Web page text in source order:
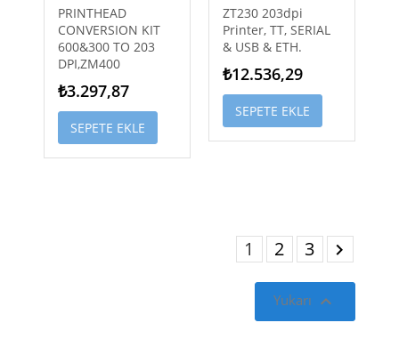
PRINTHEAD
CONVERSION KIT
600&300 TO 203
DPI,ZM400
₺3.297,87
SEPETE EKLE
ZT230 203dpi
Printer, TT, SERIAL
& USB & ETH.
₺12.536,29
SEPETE EKLE
1 2 3 
Yukarı 